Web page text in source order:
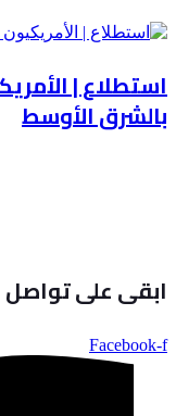
استطلاع |
بالشرق الأوسط
ابقى على تواصل
Facebook-f